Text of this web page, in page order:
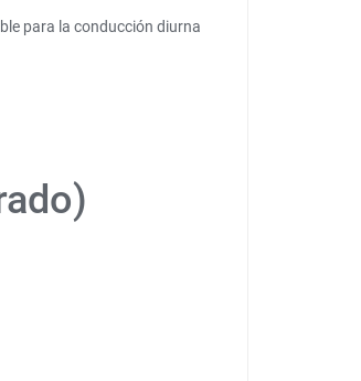
para la conducción diurna